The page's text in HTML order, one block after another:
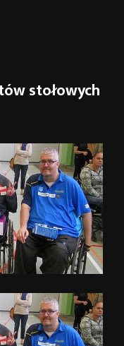
stołowych